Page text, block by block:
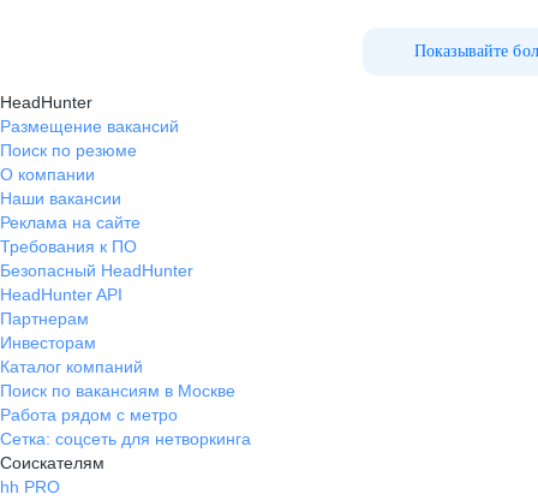
Показывайте
HeadHunter
Размещение вакансий
Поиск по резюме
О компании
Наши вакансии
Реклама на сайте
Требования к ПО
Безопасный HeadHunter
HeadHunter API
Партнерам
Инвесторам
Каталог компаний
Поиск по вакансиям в Москве
Работа рядом с метро
Сетка: соцсеть для нетворкинга
Соискателям
hh PRO